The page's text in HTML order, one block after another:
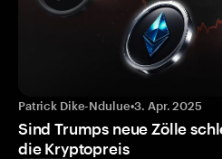
Patrick Dike-Ndulue•3. Apr. 2025
Sind Trumps neue Zölle
die Kryptopreis